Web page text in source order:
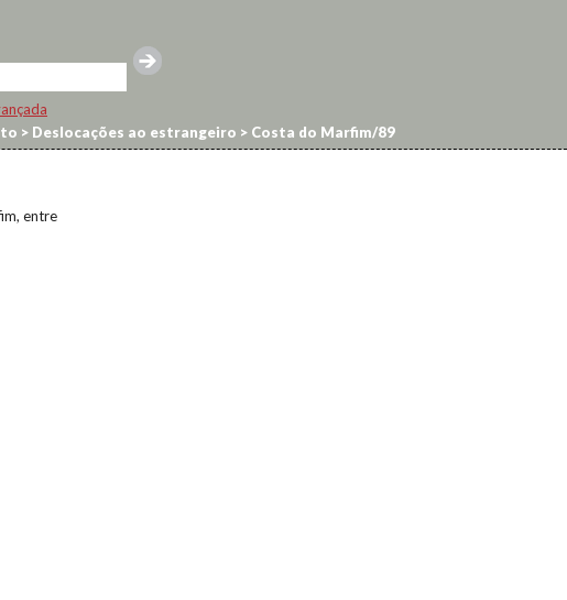
> Deslocações ao estrangeiro > Costa do Marfim/89
entre